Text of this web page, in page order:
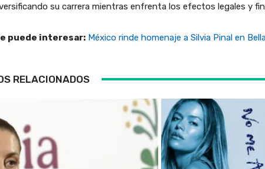
su carrera mientras enfrenta los efectos legales y
puede interesar: México rinde homenaje a Silvia Pinal en
RELACIONADOS